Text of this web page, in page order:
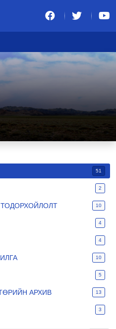
51
2
10
4
4
10
5
АРХИВ 13
3